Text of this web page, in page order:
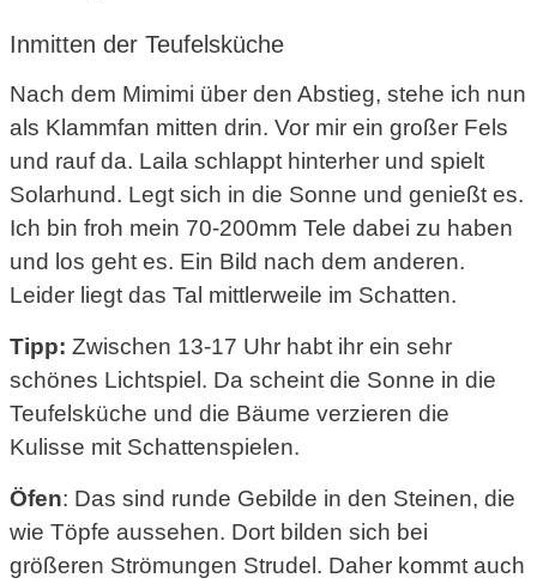
Inmitten der Teufelsküche
Nach dem Mimimi über den Abstieg, stehe ich nun
als Klammfan mitten drin. Vor mir ein großer Fels
und rauf da. Laila schlappt hinterher und spielt
Solarhund. Legt sich in die Sonne und genießt es.
Ich bin froh mein 70-200mm Tele dabei zu haben
und los geht es. Ein Bild nach dem anderen.
Leider liegt das Tal mittlerweile im Schatten.
Tipp: Zwischen 13-17 Uhr habt ihr ein sehr
schönes Lichtspiel. Da scheint die Sonne in die
Teufelsküche und die Bäume verzieren die
Kulisse mit Schattenspielen.
Öfen: Das sind runde Gebilde in den Steinen, die
wie Töpfe aussehen. Dort bilden sich bei
größeren Strömungen Strudel. Daher kommt auch